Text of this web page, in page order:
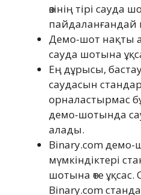
өзінің тірі сауда
Демо-шот нақты
сауда шотына
Ең дұрысы,
саудасын
орналастырмас
демо-шотында
алады.
Binary.com
мүмкіндіктері
шотына өте
Binary.com